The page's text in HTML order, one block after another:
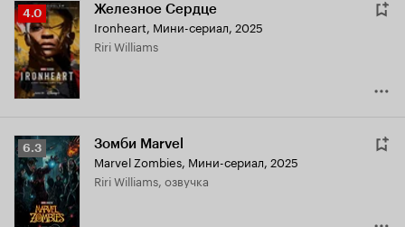
Рейтинг
Кинопоиска
4.0
4.0 Железное Сердце
Ironheart, Мини-сериал, 2025
Riri Williams
Рейтинг
Кинопоиска
6.3
6.3 Зомби Marvel
Marvel Zombies, Мини-сериал, 2025
Riri Williams, озвучка